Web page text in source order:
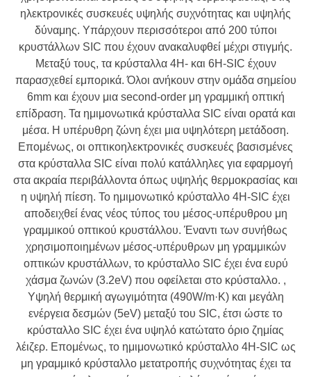
ηλεκτρονικές συσκευές υψηλής συχνότητας και υψηλής
δύναμης. Υπάρχουν περισσότεροι από 200 τύποι
κρυστάλλων SIC που έχουν ανακαλυφθεί μέχρι στιγμής.
Μεταξύ τους, τα κρύσταλλα 4H- και 6H-SIC έχουν
παρασχεθεί εμπορικά. Όλοι ανήκουν στην ομάδα σημείου
6mm και έχουν μια second-order μη γραμμική οπτική
επίδραση. Τα ημιμονωτικά κρύσταλλα SIC είναι ορατά και
μέσα. Η υπέρυθρη ζώνη έχει μια υψηλότερη μετάδοση.
Επομένως, οι οπτικοηλεκτρονικές συσκευές βασισμένες
στα κρύσταλλα SIC είναι πολύ κατάλληλες για εφαρμογή
στα ακραία περιβάλλοντα όπως υψηλής θερμοκρασίας και
η υψηλή πίεση. Το ημιμονωτικό κρύσταλλο 4H-SIC έχει
αποδειχθεί ένας νέος τύπος του μέσος-υπέρυθρου μη
γραμμικού οπτικού κρυστάλλου. Έναντι των συνήθως
χρησιμοποιημένων μέσος-υπέρυθρων μη γραμμικών
οπτικών κρυστάλλων, το κρύσταλλο SIC έχει ένα ευρύ
χάσμα ζωνών (3.2eV) που οφείλεται στο κρύσταλλο. ,
Υψηλή θερμική αγωγιμότητα (490W/m·Κ) και μεγάλη
ενέργεια δεσμών (5eV) μεταξύ του SIC, έτσι ώστε το
κρύσταλλο SIC έχει ένα υψηλό κατώτατο όριο ζημίας
λέιζερ. Επομένως, το ημιμονωτικό κρύσταλλο 4H-SIC ως
μη γραμμικό κρύσταλλο μετατροπής συχνότητας έχει τα